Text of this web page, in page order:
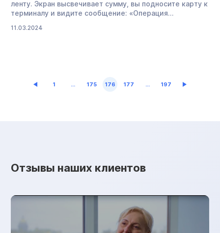
ленту. Экран высвечивает сумму, вы подносите карту к
терминалу и видите сообщение: «Операция
счета… Порой должник узнает об исполнительном
11.03.2024
1 … 175 176 177 … 197
Отзывы наших клиентов